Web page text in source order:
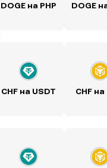
DOGE на PHP DOGE
CHF на USDT CHF на